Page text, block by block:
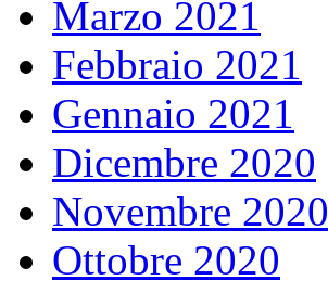
Marzo 2021
Febbraio 2021
Gennaio 2021
Dicembre 2020
Novembre 2020
Ottobre 2020